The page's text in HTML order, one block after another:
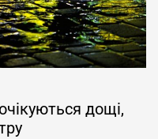
дощі,